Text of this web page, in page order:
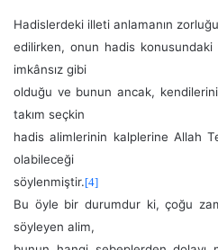
Hadislerdeki illeti anlamanın
edilirken, onun hadis konusundaki
imkânsız gibi
olduğu ve bunun ancak,
takım seçkin
hadis alimlerinin kalplerine Allah
olabileceği
söylenmiştir.[4]
Bu öyle bir durumdur ki, çoğu
söyleyen alim,